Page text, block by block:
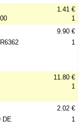
1.41 €
1
9.90 €
1
11.80 €
1
DE
2.02 €
1